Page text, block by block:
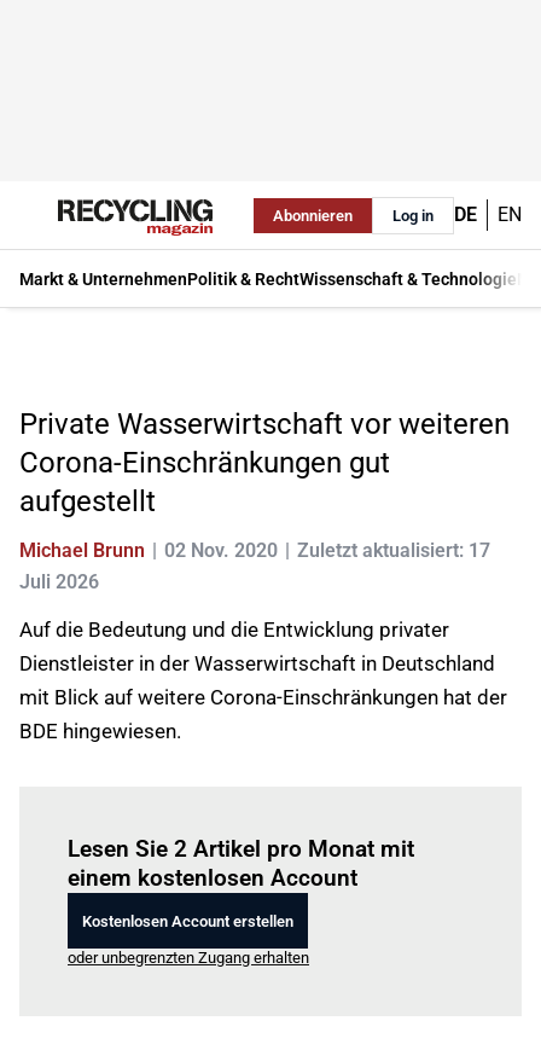
Abonnieren Log in DE EN
Markt & UnternehmenPolitik & RechtWissenschaft & Technologie
Private Wasserwirtschaft vor weiteren
Corona-Einschränkungen gut
aufgestellt
Michael Brunn 02 Nov. 2020
Zuletzt aktualisiert: 17
Juli 2026
Auf die Bedeutung und die Entwicklung privater
Dienstleister in der Wasserwirtschaft in Deutschland
mit Blick auf weitere Corona-Einschränkungen hat der
BDE hingewiesen.
Lesen Sie 2 Artikel pro Monat mit
einem kostenlosen Account
Kostenlosen Account erstellen
oder unbegrenzten Zugang erhalten